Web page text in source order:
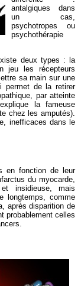
antalgiques dans
un cas,
psychotropes ou
psychothérapie
deux types : la
jeu les récepteurs
sa main sur une
permet de la retirer
par atteinte
la fameuse
chez les amputés).
inefficaces dans le
en fonction de leur
du myocarde,
insidieuse, mais
longtemps, comme
après disparition de
probablement celles